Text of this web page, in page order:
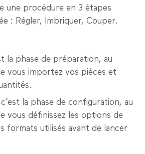
une procédure en 3 étapes
: Régler, Imbriquer, Couper.
la phase de préparation, au
vous importez vos pièces et
la phase de configuration, au
vous définissez les options de
formats utilisés avant de lancer